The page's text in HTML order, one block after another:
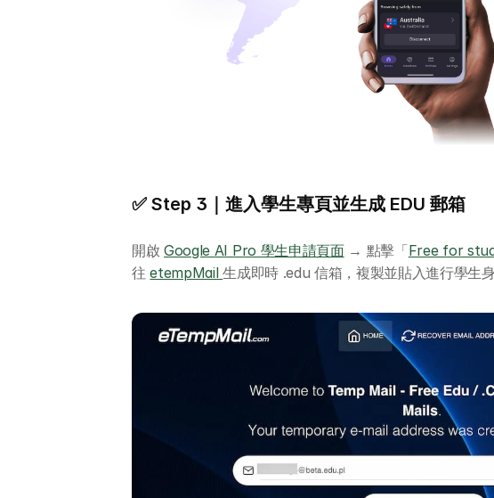
✅ Step 3｜進入學生專頁並生成 EDU 郵箱
開啟 Google AI Pro 學生申請頁面 → 點擊「Free for
往 etempMail 生成即時 .edu 信箱，複製並貼入進行學生身